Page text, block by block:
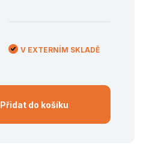
V EXTERNÍM SKLADĚ
Přidat do košíku